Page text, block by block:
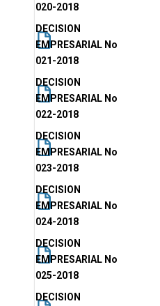
020-2018
DECISION
EMPRESARIAL No
021-2018
DECISION
EMPRESARIAL No
022-2018
DECISION
EMPRESARIAL No
023-2018
DECISION
EMPRESARIAL No
024-2018
DECISION
EMPRESARIAL No
025-2018
DECISION